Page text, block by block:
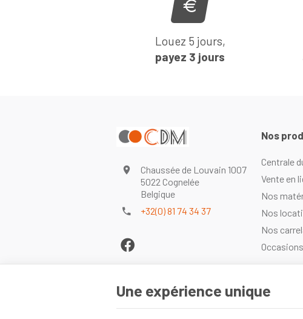
Louez 5 jours,
payez 3 jours
Chaussée de Louvain 1007
5022 Cognelée
Belgique
+32(0) 81 74 34 37
Nos
Centrale
Vente en
Nos
Nos
Nos
Occasions
Une expérience unique